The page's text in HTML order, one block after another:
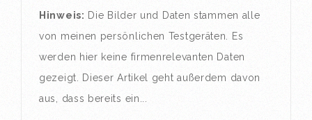
Hinweis: Die Bilder und Daten stammen alle
von meinen persönlichen Testgeräten. Es
werden hier keine firmenrelevanten Daten
gezeigt. Dieser Artikel geht außerdem davon
aus, dass bereits ein...